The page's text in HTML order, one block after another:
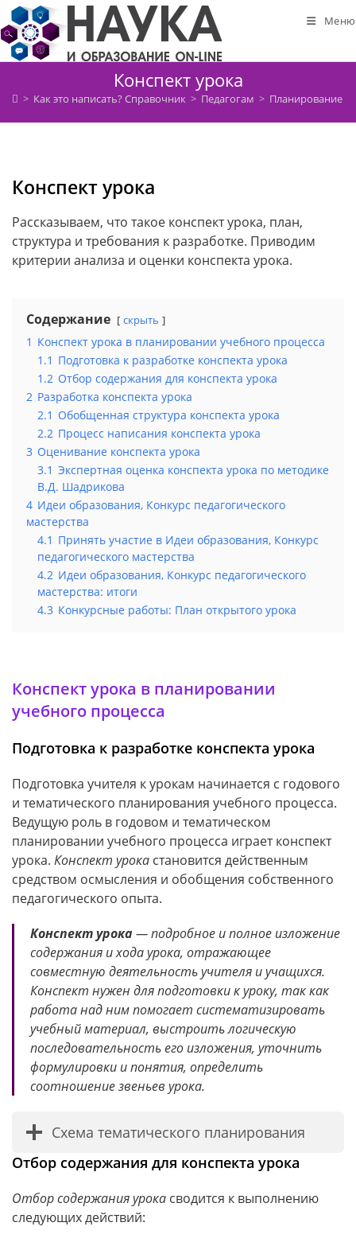
Перейти
к
содержимому
Меню
Конспект урока
> Как это написать? Справочник > Педагогам > Планирование и
Конспект урока
Рассказываем, что такое конспект урока, план,
структура и требования к разработке. Приводим
критерии анализа и оценки конспекта урока.
Содержание скрыть
1 Конспект урока в планировании учебного процесса
1.1 Подготовка к разработке конспекта урока
1.2 Отбор содержания для конспекта урока
2 Разработка конспекта урока
2.1 Обобщенная структура конспекта урока
2.2 Процесс написания конспекта урока
3 Оценивание конспекта урока
3.1 Экспертная оценка конспекта урока по методике
В.Д. Шадрикова
4 Идеи образования, Конкурс педагогического
мастерства
4.1 Принять участие в Идеи образования, Конкурс
педагогического мастерства
4.2 Идеи образования, Конкурс педагогического
мастерства: итоги
4.3 Конкурсные работы: План открытого урока
Конспект урока в планировании
учебного процесса
Подготовка к разработке конспекта урока
Подготовка учителя к урокам начинается с годового
и тематического планирования учебного процесса.
Ведущую роль в годовом и тематическом
планировании учебного процесса играет конспект
урока. Конспект урока становится действенным
средством осмысления и обобщения собственного
педагогического опыта.
Конспект урока— подробное и полное изложение
содержания и хода урока, отражающее
совместную деятельность учителя и учащихся.
Конспект нужен для подготовки к уроку, так как
работа над ним помогает систематизировать
учебный материал, выстроить логическую
последовательность его изложения, уточнить
формулировки и понятия, определить
соотношение звеньев урока.
Схема тематического планирования
Отбор содержания для конспекта урока
Отбор содержания урока сводится к выполнению
следующих действий: